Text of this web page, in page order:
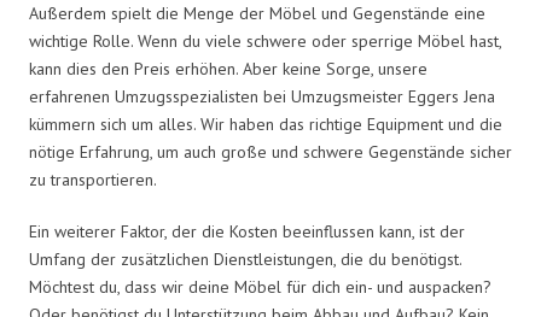
Außerdem spielt die Menge der Möbel und Gegenstände eine
wichtige Rolle. Wenn du viele schwere oder sperrige Möbel hast,
kann dies den Preis erhöhen. Aber keine Sorge, unsere
erfahrenen Umzugsspezialisten bei Umzugsmeister Eggers Jena
kümmern sich um alles. Wir haben das richtige Equipment und die
nötige Erfahrung, um auch große und schwere Gegenstände sicher
zu transportieren.
Ein weiterer Faktor, der die Kosten beeinflussen kann, ist der
Umfang der zusätzlichen Dienstleistungen, die du benötigst.
Möchtest du, dass wir deine Möbel für dich ein- und auspacken?